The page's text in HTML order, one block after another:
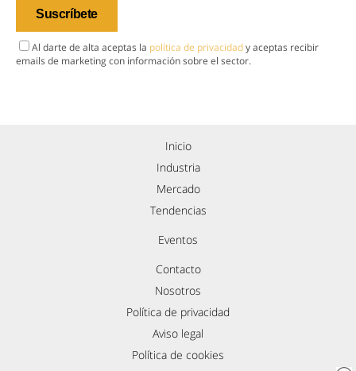
Al darte de alta aceptas la política de privacidady aceptas recibir
emails de marketing con información sobre el sector.
Inicio
Industria
Mercado
Tendencias
Eventos
Contacto
Nosotros
Política de privacidad
Aviso legal
Política de cookies